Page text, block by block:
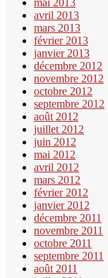
mai 2013
avril 2013
mars 2013
février 2013
janvier 2013
décembre 2012
novembre 2012
octobre 2012
septembre 2012
août 2012
juillet 2012
juin 2012
mai 2012
avril 2012
mars 2012
février 2012
janvier 2012
décembre 2011
novembre 2011
octobre 2011
septembre 2011
août 2011